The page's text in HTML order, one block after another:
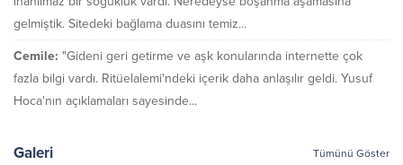
gelmiştik. Sitedeki bağlama duasını temiz...
Cemile: "Gideni geri getirme ve aşk konularında internette çok
fazla bilgi vardı. Ritüelalemi'ndeki içerik daha anlaşılır geldi. Yusuf
Hoca'nın açıklamaları sayesinde...
Galeri Tümünü Göster